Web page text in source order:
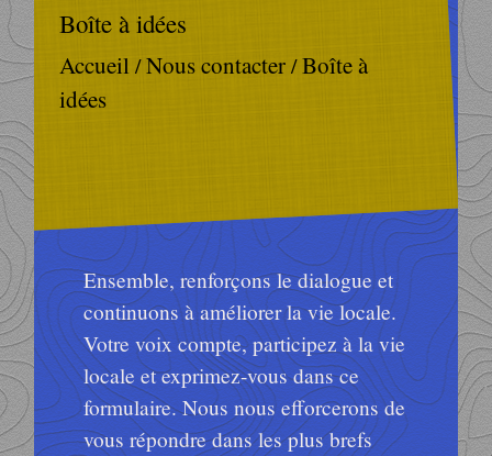
Boîte à idées
Accueil/Nous contacter/Boîte à
idées
Ensemble, renforçons le dialogue et
continuons à améliorer la vie locale.
Votre voix compte, participez à la vie
locale et exprimez-vous dans ce
formulaire. Nous nous efforcerons de
vous répondre dans les plus brefs